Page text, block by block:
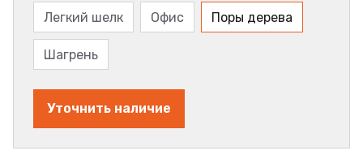
Легкий шелк Офис Поры дерева
Шагрень
Уточнить наличие